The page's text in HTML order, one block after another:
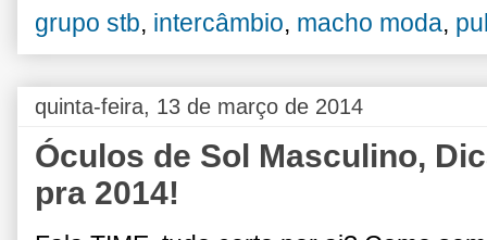
grupo stb, intercâmbio, macho moda,
quinta-feira, 13 de março de 2014
Óculos de Sol Masculino,
pra 2014!